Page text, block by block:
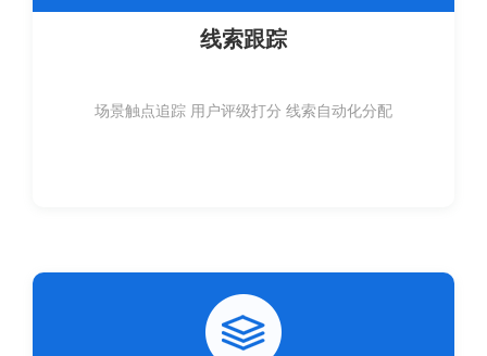
线索跟踪